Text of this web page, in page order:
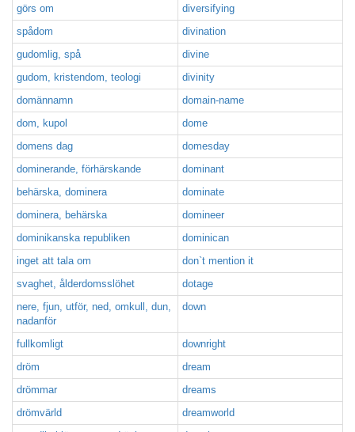
görs om
diversifying
spådom
divination
gudomlig, spå
divine
gudom, kristendom, teologi
divinity
domännamn
domain-name
dom, kupol
dome
domens dag
domesday
dominerande, förhärskande
dominant
behärska, dominera
dominate
dominera, behärska
domineer
dominikanska republiken
dominican
inget att tala om
don`t mention it
svaghet, ålderdomsslöhet
dotage
nere, fjun, utför, ned, omkull, dun,
nadanför
down
fullkomligt
downright
dröm
dream
drömmar
dreams
drömvärld
dreamworld